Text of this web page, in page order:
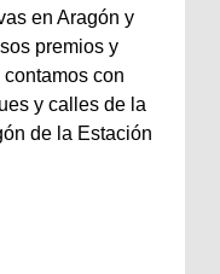
en Aragón y
premios y
con
y calles de la
de la Estación